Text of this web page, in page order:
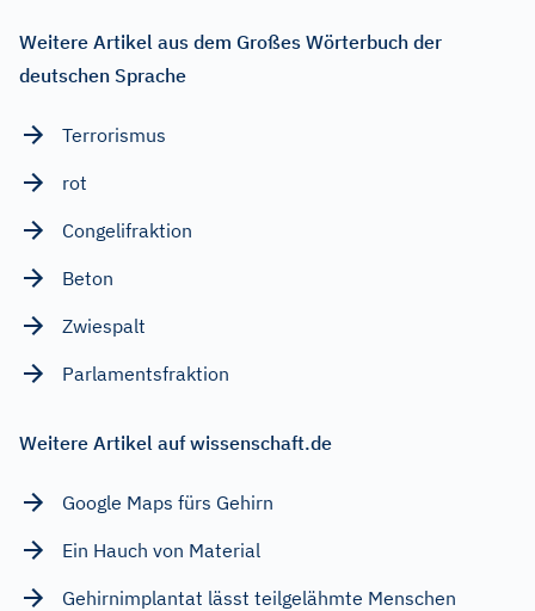
Weitere Artikel aus dem Großes Wörterbuch der
deutschen Sprache
Terrorismus
rot
Congelifraktion
Beton
Zwiespalt
Parlamentsfraktion
Weitere Artikel auf wissenschaft.de
Google Maps fürs Gehirn
Ein Hauch von Material
Gehirnimplantat lässt teilgelähmte Menschen